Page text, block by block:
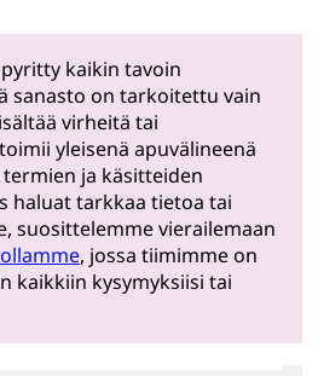
kaikin tavoin
sanasto on tarkoitettu vain
virheitä tai
yleisenä apuvälineenä
ja käsitteiden
haluat tarkkaa tietoa tai
suosittelemme vierailemaan
, jossa tiimimme on
kaikkiin kysymyksiisi tai